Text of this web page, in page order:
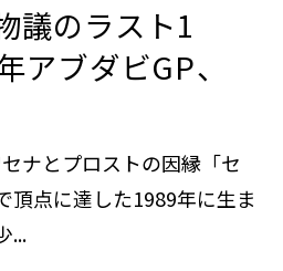
議のラスト1
ブダビGP、
ナとプロストの因縁「セ
頂点に達した1989年に生ま
...